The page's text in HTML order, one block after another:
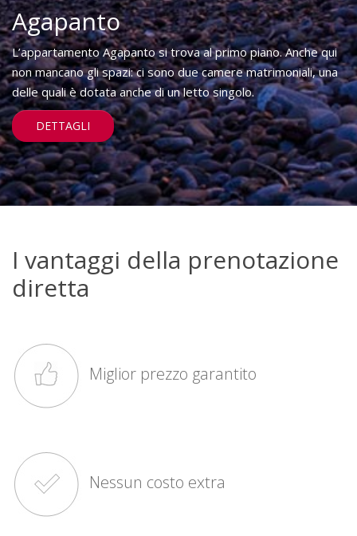
Agapanto
L’appartamento Agapanto si trova al primo piano. Anche qui
non mancano gli spazi: ci sono due camere matrimoniali, una
delle quali è dotata anche di un letto singolo.
DETTAGLI
I vantaggi della prenotazione
diretta
Miglior prezzo garantito
Nessun costo extra